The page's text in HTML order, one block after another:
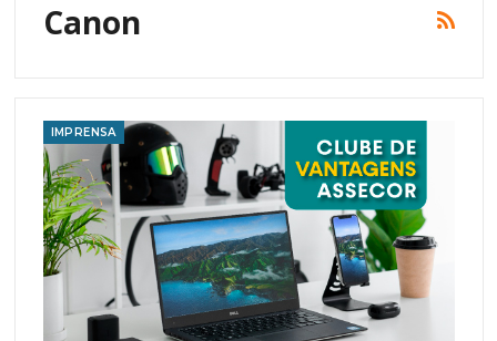
Canon
IMPRENSA